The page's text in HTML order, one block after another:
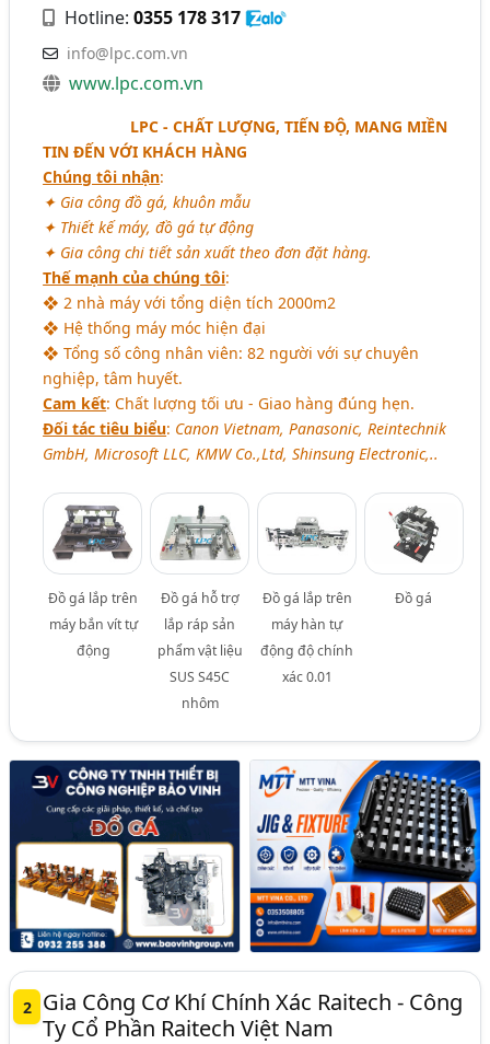
Hotline:0355 178 317
info@lpc.com.vn
www.lpc.com.vn
LPC - CHẤT LƯỢNG, TIẾN ĐỘ, MANG MIỀN
TIN ĐẾN VỚI KHÁCH HÀNG
Chúng tôi nhận:
✦ Gia công đồ gá, khuôn mẫu
✦ Thiết kế máy, đồ gá tự động
✦ Gia công chi tiết sản xuất theo đơn đặt hàng.
Thế mạnh của chúng tôi:
❖ 2 nhà máy với tổng diện tích 2000m2
❖ Hệ thống máy móc hiện đại
❖ Tổng số công nhân viên: 82 người với sự chuyên
nghiệp, tâm huyết.
Cam kết: Chất lượng tối ưu - Giao hàng đúng hẹn.
Đối tác tiêu biểu: Canon Vietnam, Panasonic, Reintechnik
GmbH, Microsoft LLC, KMW Co.,Ltd, Shinsung Electronic,..
Đồ gá lắp trên
máy bắn vít tự
động
Đồ gá hỗ trợ
lắp ráp sản
phẩm vật liệu
SUS S45C
nhôm
Đồ gá lắp trên
máy hàn tự
động độ chính
xác 0.01
Đồ gá
2
Gia Công Cơ Khí Chính Xác Raitech - Công
Ty Cổ Phần Raitech Việt Nam